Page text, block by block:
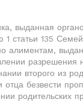
выданная
1 статьи 135
алиментам,
разрешения
второго из
безвести
родительских